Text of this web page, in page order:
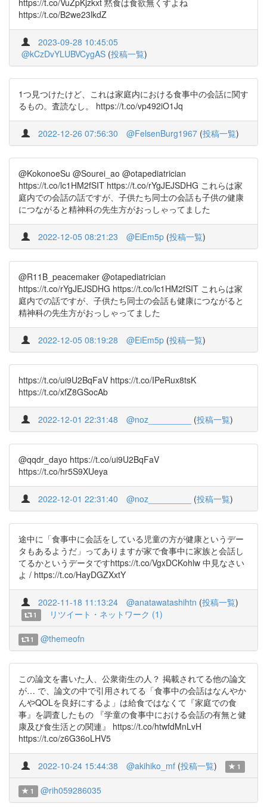
https://t.co/VuZpKjzkxt 黙食は食欲無くすよね
https://t.co/B2we23lkdZ
2023-09-28 10:45:05
@kCzDvYLUBVCygAS (投稿一覧)
1つ見つけたけど、これは家庭内における食事中の会話に関す
るもの。査読なし。 https://t.co/vp492iO1Jq
2022-12-26 07:56:30 @FelsenBurg1967 (投稿一覧)
@KokonoeSu @Sourei_ao @otapediatrician
https://t.co/lc1HM2fSIT https://t.co/rYgJEJSDHG これらは家
庭内での会話の話ですが、子供たち同士の会話も子供の健康
につながると精神科の先生方がおっしゃってました
2022-12-05 08:21:23 @EiEm5p (投稿一覧)
@R11B_peacemaker @otapediatrician
https://t.co/rYgJEJSDHG https://t.co/lc1HM2fSIT これらは家
庭内での話ですが、子供たち同士の会話も健康につながると
精神科の先生方がおっしゃってました
2022-12-05 08:19:28 @EiEm5p (投稿一覧)
https://t.co/ui9U2BqFaV https://t.co/IPeRux8tsK
https://t.co/xfZ8GSocAb
2022-12-01 22:31:48 @noz_________ (投稿一覧)
@qqdr_dayo https://t.co/ui9U2BqFaV
https://t.co/hr5S9XUeya
2022-12-01 22:31:40 @noz_________ (投稿一覧)
途中に「食事中に会話をしている児童の方が健康というデー
タもあるようだ」ってありますが家で食事中に家族と会話し
てるかというデータですhttps://t.co/VgxDCKohlw 中見なさい
よ / https://t.co/HayDGZXxtY
2022-11-18 11:13:24 @anatawatashihtn (投稿一覧)
1 リツイート・ネットワーク (1)
1 @themeofn
この論文を書いた人、公衆衛生の人？ 掲載されてる他の論文
が… で、論文の中で引用されてる「食事中の会話はなんやか
んやQOLを良好にするよ」は給食ではなくて『家庭での食
事』を調査したもの 『学童の食事中における会話の有無と健
康及び食生活との関連』 https://t.co/htwfdMnLvH
https://t.co/z6G36oLHV5
2022-10-24 15:44:38 @akihiko_mf (投稿一覧) 1
1 @rih059286035